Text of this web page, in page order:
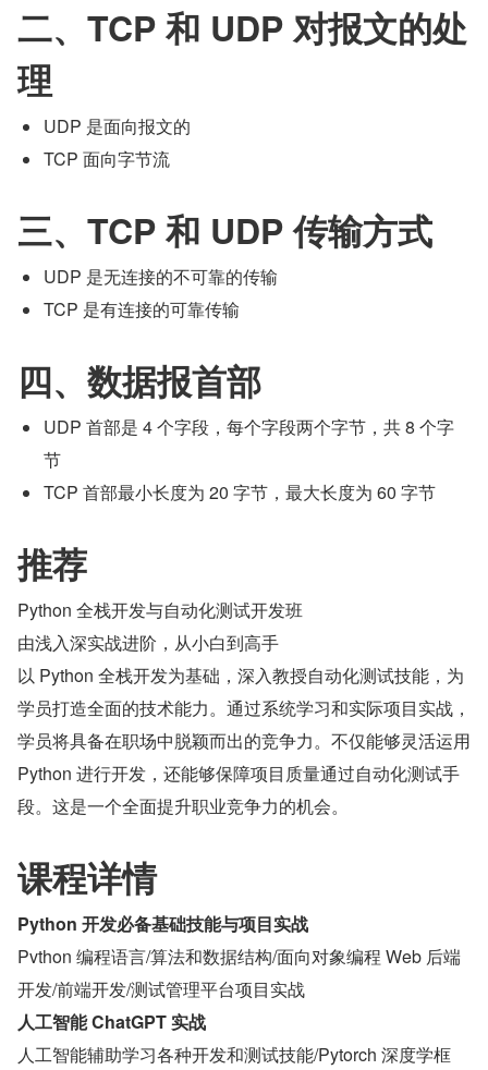
二、TCP 和 UDP 对报文的处
理
UDP 是面向报文的
TCP 面向字节流
三、TCP 和 UDP 传输方式
UDP 是无连接的不可靠的传输
TCP 是有连接的可靠传输
四、数据报首部
UDP 首部是 4 个字段，每个字段两个字节，共 8 个字
节
TCP 首部最小长度为 20 字节，最大长度为 60 字节
推荐
Python 全栈开发与自动化测试开发班
由浅入深实战进阶，从小白到高手
以 Python 全栈开发为基础，深入教授自动化测试技能，为
学员打造全面的技术能力。通过系统学习和实际项目实战，
学员将具备在职场中脱颖而出的竞争力。不仅能够灵活运用
Python 进行开发，还能够保障项目质量通过自动化测试手
段。这是一个全面提升职业竞争力的机会。
课程详情
Python 开发必备基础技能与项目实战
Pvthon 编程语言/算法和数据结构/面向对象编程 Web 后端
开发/前端开发/测试管理平台项目实战
人工智能 ChatGPT 实战
人工智能辅助学习各种开发和测试技能/Pytorch 深度学框